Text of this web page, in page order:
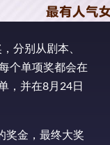
分别从剧本、
个单项奖都会在
，并在8月24日
奖金，最终大奖